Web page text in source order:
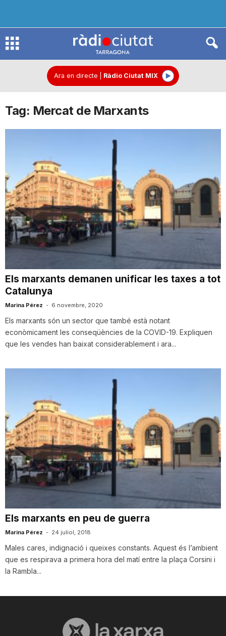
R
d
C
i
u
t
a
t
e
T
r
Ara en directe Ràdio Ciutat MIX
Tag: Mercat de Marxants
Els marxants demanen unificar les taxes a tot
Catalunya
Marina Pérez - 6 novembre, 2020
Els marxants són un sector que també està notant
econòmicament les conseqüències de la COVID-19. Expliquen
que les vendes han baixat considerablement i ara...
Els marxants en peu de guerra
Marina Pérez - 24 juliol, 2018
Males cares, indignació i queixes constants. Aquest és l’ambient
que es respirava a primera hora del matí entre la plaça Corsini i
la Rambla...